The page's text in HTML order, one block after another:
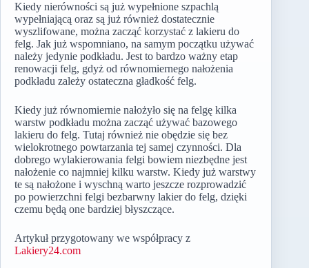
Kiedy nierówności są już wypełnione szpachlą
wypełniającą oraz są już również dostatecznie
wyszlifowane, można zacząć korzystać z lakieru do
felg. Jak już wspomniano, na samym początku używać
należy jedynie podkładu. Jest to bardzo ważny etap
renowacji felg, gdyż od równomiernego nałożenia
podkładu zależy ostateczna gładkość felg.
Kiedy już równomiernie nałożyło się na felgę kilka
warstw podkładu można zacząć używać bazowego
lakieru do felg. Tutaj również nie obędzie się bez
wielokrotnego powtarzania tej samej czynności. Dla
dobrego wylakierowania felgi bowiem niezbędne jest
nałożenie co najmniej kilku warstw. Kiedy już warstwy
te są nałożone i wyschną warto jeszcze rozprowadzić
po powierzchni felgi bezbarwny lakier do felg, dzięki
czemu będą one bardziej błyszczące.
Artykuł przygotowany we współpracy z
Lakiery24.com